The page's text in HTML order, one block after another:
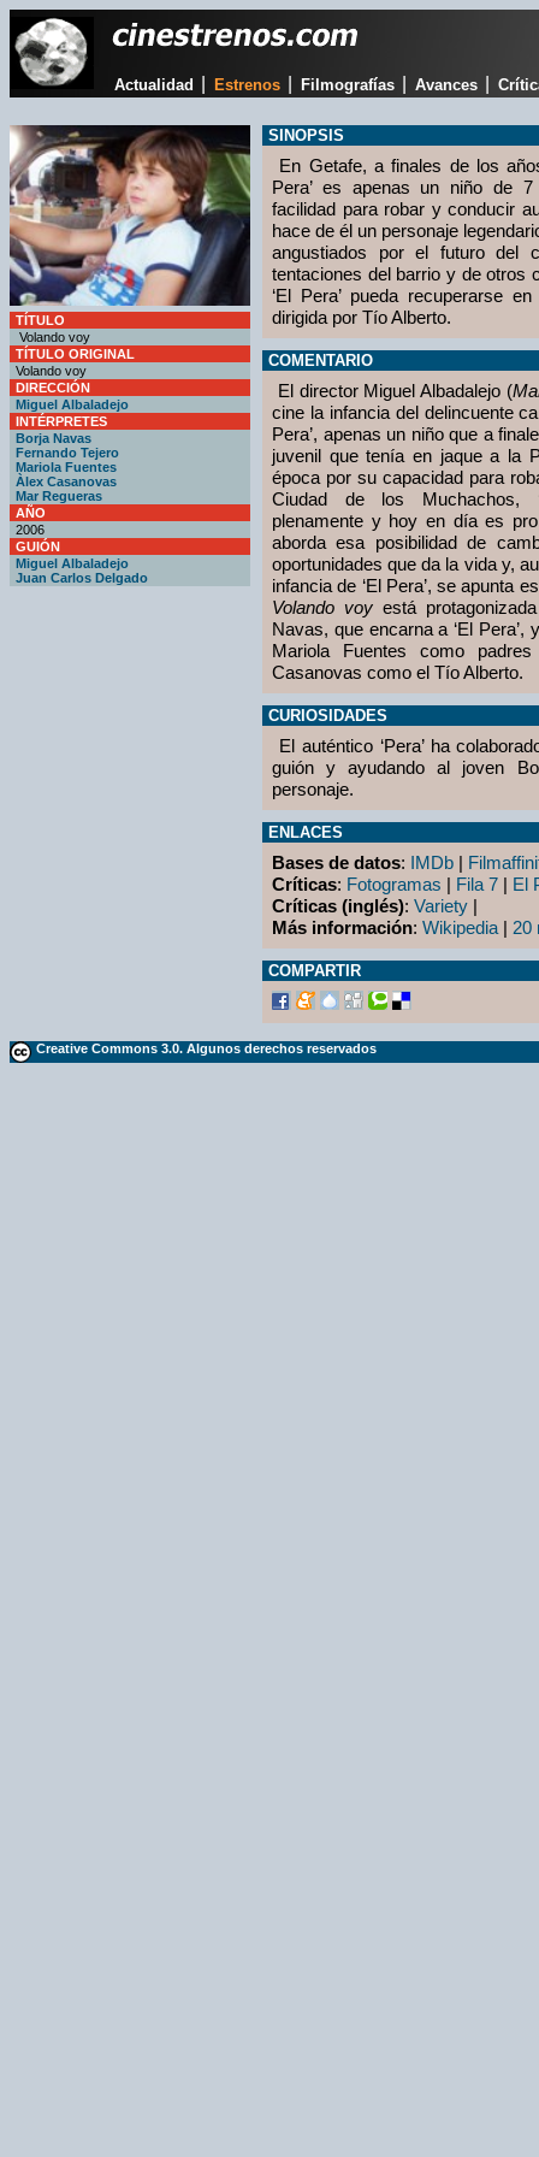
Actualidad Estrenos Filmografías Avances
TÍTULO
Volando voy
TÍTULO ORIGINAL
Volando voy
DIRECCIÓN
Miguel Albaladejo
INTÉRPRETES
Borja Navas
Fernando Tejero
Mariola Fuentes
Àlex Casanovas
Mar Regueras
AÑO
2006
GUIÓN
Miguel Albaladejo
Juan Carlos Delgado
SINOPSIS
En Getafe, a finales de los
Pera’ es apenas un niño de
facilidad para robar y conducir
hace de él un personaje
angustiados por el futuro del
tentaciones del barrio y de otros
‘El Pera’ pueda recuperarse
dirigida por Tío Alberto.
COMENTARIO
El director Miguel Albadalejo (
cine la infancia del delincuente
Pera’, apenas un niño que a
juvenil que tenía en jaque a la
época por su capacidad para
Ciudad de los Muchachos,
plenamente y hoy en día es
aborda esa posibilidad de
oportunidades que da la vida y,
infancia de ‘El Pera’, se apunta
Volando voyestá
Navas, que encarna a ‘El
Mariola Fuentes como
Casanovas como el Tío Alberto.
CURIOSIDADES
El auténtico ‘Pera’ ha
guión y ayudando al joven
personaje.
ENLACES
Bases de datos: IMDb |
Críticas: Fotogramas | Fila 7 | El
Críticas (inglés): Variety |
Más información: Wikipedia | 20
COMPARTIR
Creative Commons 3.0. Algunos derechos reservados